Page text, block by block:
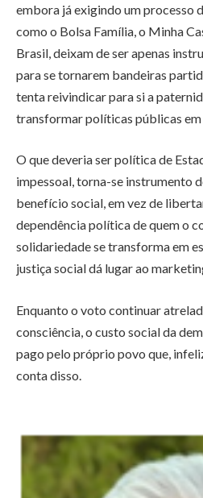
embora já exigindo um processo
como o Bolsa Família, o Minha
Brasil, deixam de ser apenas
para se tornarem bandeiras
tenta reivindicar para si a
transformar políticas públicas
O que deveria ser política de
impessoal, torna-se instrumento
benefício social, em vez de
dependência política de quem o
solidariedade se transforma em
justiça social dá lugar ao
Enquanto o voto continuar
consciência, o custo social da
pago pelo próprio povo que,
conta disso.